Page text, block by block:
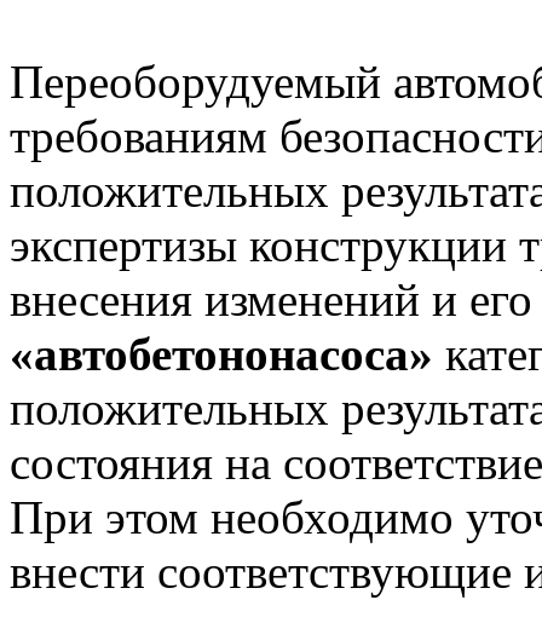
Переоборудуемый
требованиям
положительных
экспертизы конструкции
внесения изменений и его
«автобетононасоса»
положительных
состояния на
При этом необходимо
внести